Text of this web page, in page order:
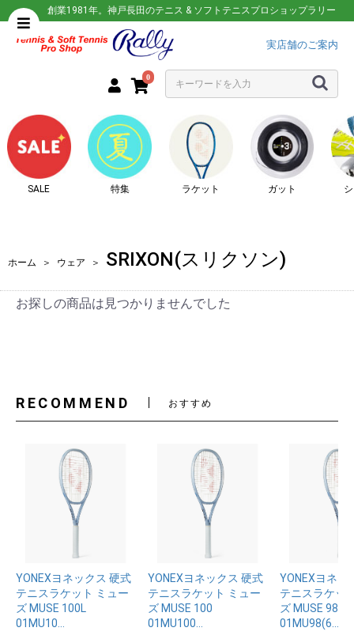
創業1981年。神戸長田のテニス & ソフトテニスプロショップラリー
実店舗のご案内
0
SALE 特集 ラケット ガット
ホーム ＞ ウェア ＞ SRIXON(スリクソン)
お探しの商品は見つかりませんでした
RECOMMEND おすすめ
YONEXヨネックス 硬式
テニスラケット ミュー
ズ MUSE 100L
01MU10…
YONEXヨネックス 硬式
テニスラケット ミュー
ズ MUSE 100
01MU100…
YONEXヨネッ
テニスラケッ
ズ MUSE 98
01MU98(6…